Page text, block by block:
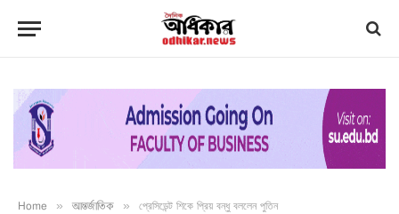
Home » আন্তর্জাতিক » প্রেসিডেন্ট শিকে প্রিয় বন্ধু বললেন পুতিন